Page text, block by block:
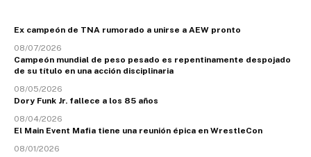
Ex campeón de TNA rumorado a unirse a AEW pronto
08/07/2026
Campeón mundial de peso pesado es repentinamente despojado
de su título en una acción disciplinaria
08/05/2026
Dory Funk Jr. fallece a los 85 años
08/04/2026
El Main Event Mafia tiene una reunión épica en WrestleCon
08/01/2026